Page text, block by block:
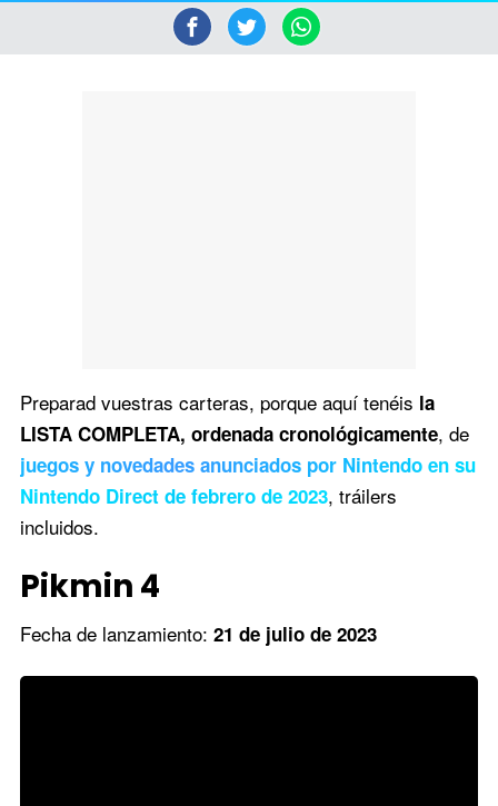
Preparad vuestras carteras, porque aquí tenéis la
LISTA COMPLETA, ordenada cronológicamente, de
juegos y novedades anunciados por Nintendo en su
Nintendo Direct de febrero de 2023, tráilers
incluidos.
Pikmin 4
Fecha de lanzamiento: 21 de julio de 2023